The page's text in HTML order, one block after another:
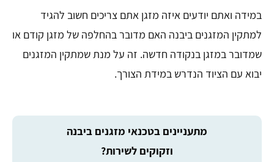
במידה ואתם יודעים איזה מזגן אתם צריכים חשוב להגיד
למתקין המזגנים ביבנה האם מדובר בהחלפה של מזגן קודם או
שמדובר במזגן בנקודה חדשה. זה על מנת שמתקין המזגנים
יבוא עם הציוד הנדרש במידת הצורך.
מתעניינים ב​טכנאי מזגנים ביבנה
וזקוקים לשירות?